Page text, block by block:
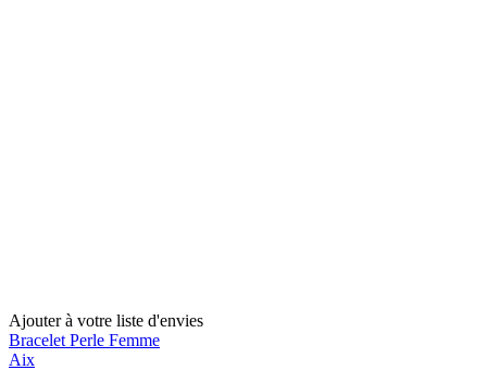
Ajouter à votre liste d'envies
Bracelet Perle Femme
Aix